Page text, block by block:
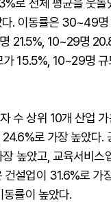
로 전체 평균을 웃돌
. 이동률은 30~49명
21.5%, 10~29명
15.5%, 10~29명 규
수 상위 10개 산업 가
로 가장 높았다.
높았고, 교육서비스
설업이 31.6%로 가
률이 높았다.